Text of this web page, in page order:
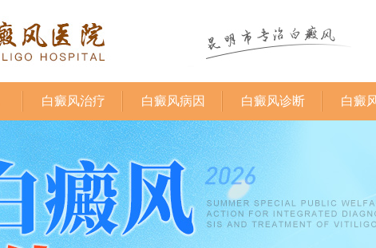
白癜风治疗 白癜风病因 白癜风诊断 白癜